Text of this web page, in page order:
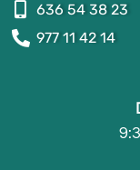
636 54 38 23
977 11 42 14